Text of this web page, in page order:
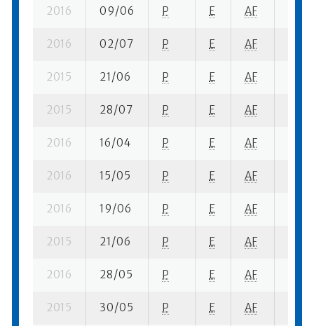
2016 09/06 P E AF
2016 02/07 P E AF
2015 21/06 P E AF
2015 28/07 P E AF
2016 16/04 P E AF
2016 15/05 P E AF
2016 19/06 P E AF
2015 21/06 P E AF
2016 28/05 P E AF
2015 30/05 P E AF